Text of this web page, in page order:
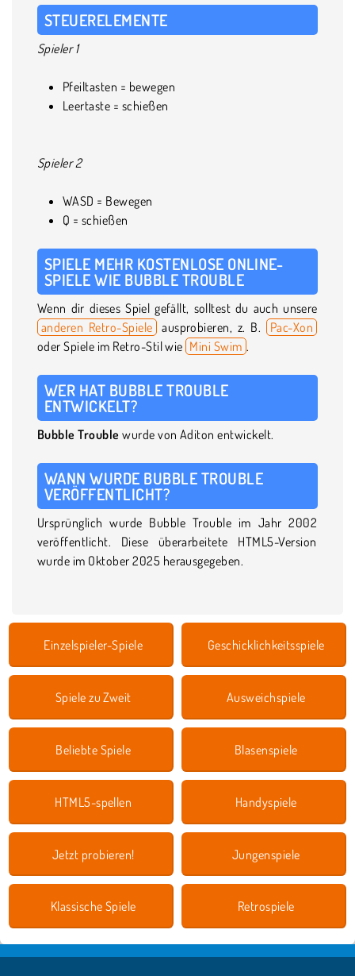
STEUERELEMENTE
Spieler 1
Pfeiltasten = bewegen
Leertaste = schießen
Spieler 2
WASD = Bewegen
Q = schießen
SPIELE MEHR KOSTENLOSE ONLINE-
SPIELE WIE BUBBLE TROUBLE
Wenn dir dieses Spiel gefällt, solltest du auch unsere
anderen Retro-Spiele ausprobieren, z. B.
Pac-Xon
oder Spiele im Retro-Stil wie Mini Swim .
WER HAT BUBBLE TROUBLE
ENTWICKELT?
Bubble Trouble wurde von Aditon entwickelt.
WANN WURDE BUBBLE TROUBLE
VERÖFFENTLICHT?
Ursprünglich wurde Bubble Trouble im Jahr 2002
veröffentlicht. Diese überarbeitete HTML5-Version
wurde im Oktober 2025 herausgegeben.
Einzelspieler-Spiele Geschicklichkeitsspiele
Spiele zu Zweit Ausweichspiele
Beliebte Spiele Blasenspiele
HTML5-spellen Handyspiele
Jetzt probieren! Jungenspiele
Klassische Spiele Retrospiele